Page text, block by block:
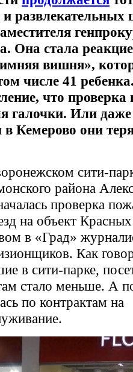
развлекательных
Она стала
вишня»,
числе 41
что проверка
галочки. Или
Кемерово они
сити-
района
проверка
на объект Красных
в «Град»
Как
в сити-парке,
стало меньше. А
по контрактам на